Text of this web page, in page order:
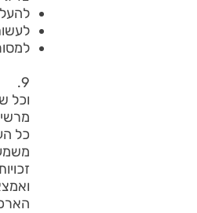
9.